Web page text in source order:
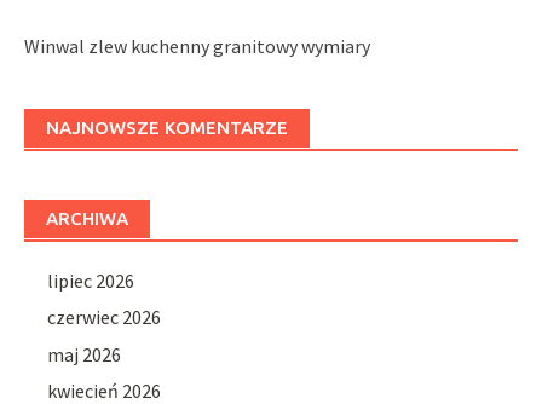
Winwal zlew kuchenny granitowy wymiary
NAJNOWSZE KOMENTARZE
ARCHIWA
lipiec 2026
czerwiec 2026
maj 2026
kwiecień 2026